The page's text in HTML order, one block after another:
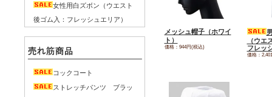
メッシュ帽子（ホワイ
ト）
価格：944円(税込)
（ウエ
フレッ
価格：
女性用白ズボン（ウエスト
後ゴム入：フレッシュエリア）
コックコート
ストレッチパンツ ブラッ